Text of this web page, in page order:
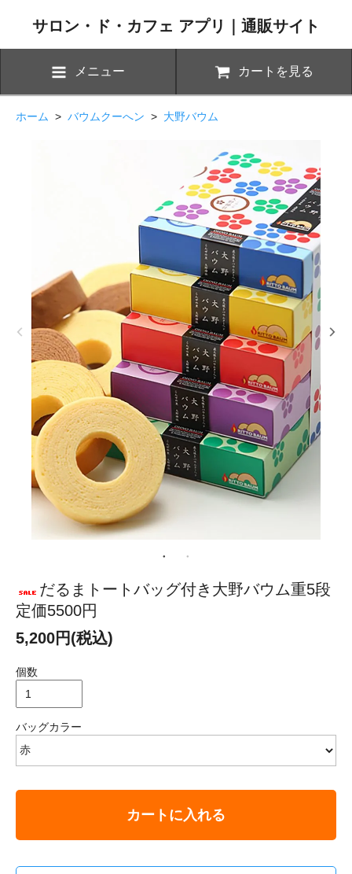
サロン・ド・カフェ アプリ｜通販サイト
メニュー カートを見る
ホーム > バウムクーへン > 大野バウム
だるまトートバッグ付き大野バウム重5段
定価5500円
5,200円(税込)
個数
バッグカラー
カートに入れる